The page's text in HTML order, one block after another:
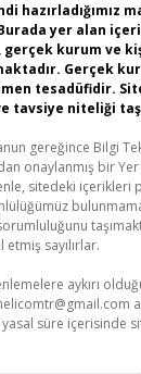
hazırladığımız
yer alan
gerçek kurum ve
Gerçek
tesadüfidir.
tavsiye niteliği
gereğince Bilgi
onaylanmış bir
sitedeki içerikleri
sayılırlar.
aykırı
süre içerisinde